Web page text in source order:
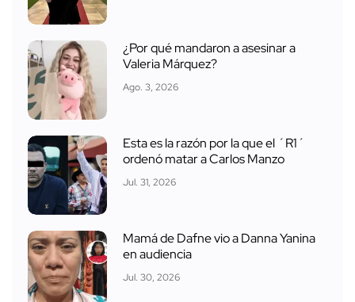
¿Por qué mandaron a asesinar a
Valeria Márquez?
Ago. 3, 2026
Esta es la razón por la que el ´R1´
ordenó matar a Carlos Manzo
Jul. 31, 2026
Mamá de Dafne vio a Danna Yanina
en audiencia
Jul. 30, 2026